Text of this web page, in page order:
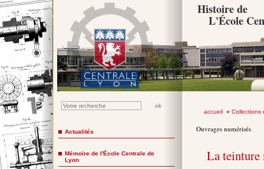
Histoire de
L'École
accueil» Collections
Ouvrages numérisés
La teinture
Actualités
Mémoire de l'École Centrale de
Lyon